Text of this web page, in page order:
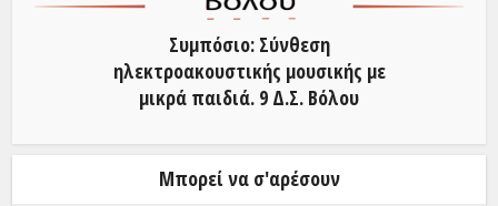
Συμπόσιο: Σύνθεση
ηλεκτροακουστικής μουσικής με
μικρά παιδιά. 9 Δ.Σ. Βόλου
Μπορεί να σ'αρέσουν